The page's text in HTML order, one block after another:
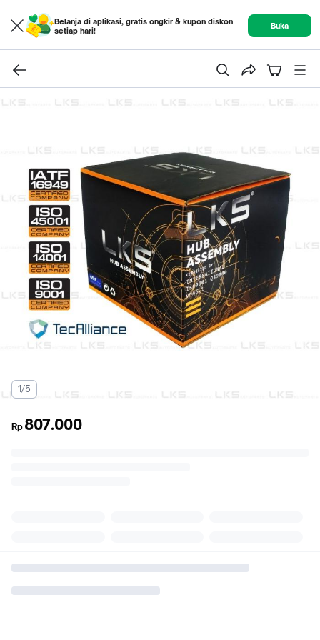
Belanja di aplikasi, gratis ongkir & kupon diskon
setiap hari!
Buka
1/5
Rp 807.000